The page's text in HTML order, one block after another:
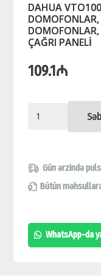
DAHUA
ÇAĞRI PANELİ
109.1 ₼
DAHUA
VTO1000JM,
KAMERALI
DOMOFONLAR,
DÜYMƏLİ
DOMOFONLAR,
Gün ərzində
Bütün
WhatsApp-da